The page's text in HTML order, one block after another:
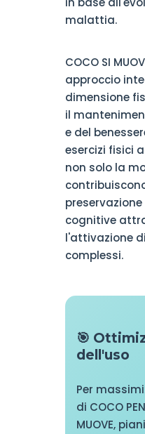
malattia.
COCO SI
approccio
dimensione
il
e del
esercizi fisici
non solo la
cognitive
l'attivazione
complessi.
🎯
dell'uso
Per
di COCO
MUOVE,